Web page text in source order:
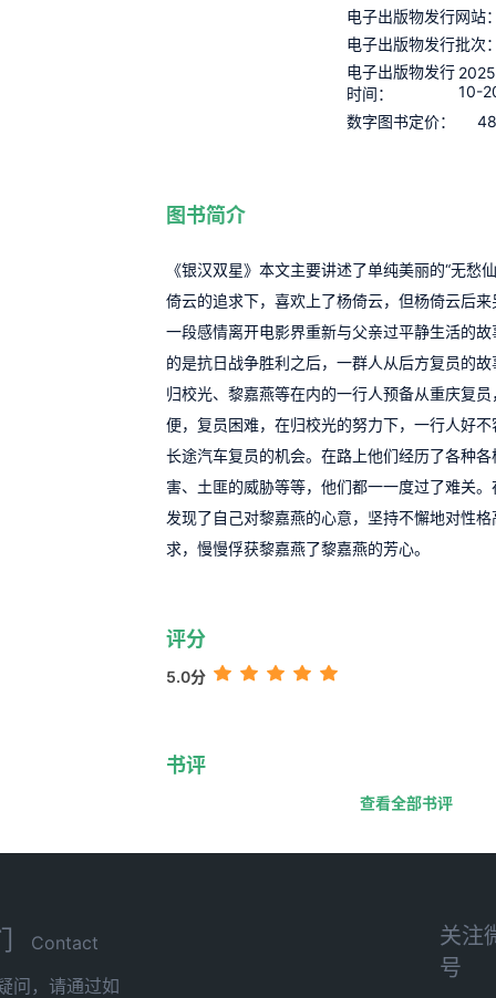
电子出版物发行网站
电子出版物发行批次
电子出版物发行
时间：
10-
数字图书定价：
图书简介
《银汉双星》本文主要讲述了单纯美丽的“无愁
倚云的追求下，喜欢上了杨倚云，但杨倚云后
一段感情离开电影界重新与父亲过平静生活的
的是抗日战争胜利之后，一群人从后方复员的
归校光、黎嘉燕等在内的一行人预备从重庆复
便，复员困难，在归校光的努力下，一行人好
长途汽车复员的机会。在路上他们经历了各种
害、土匪的威胁等等，他们都一一度过了难关
发现了自己对黎嘉燕的心意，坚持不懈地对性
求，慢慢俘获黎嘉燕了黎嘉燕的芳心。
评分
5.0分
书评
查看全部书评
Contact
问，请通过如
关注
号